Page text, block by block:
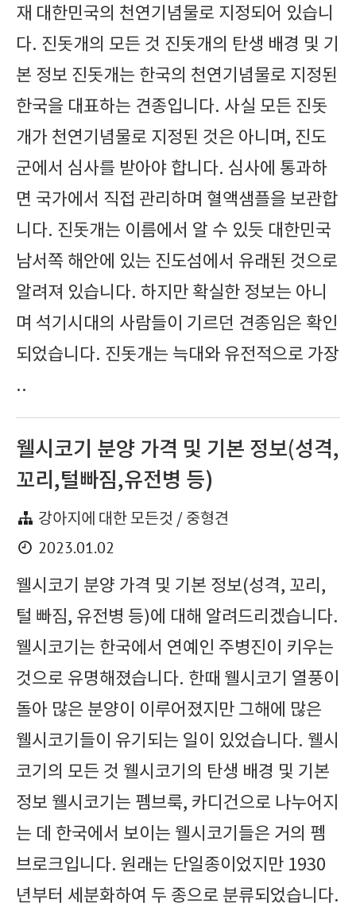
재 대한민국의 천연기념물로 지정되어 있습니
다. 진돗개의 모든 것 진돗개의 탄생 배경 및 기
본 정보 진돗개는 한국의 천연기념물로 지정된
한국을 대표하는 견종입니다. 사실 모든 진돗
개가 천연기념물로 지정된 것은 아니며, 진도
군에서 심사를 받아야 합니다. 심사에 통과하
면 국가에서 직접 관리하며 혈액샘플을 보관합
니다. 진돗개는 이름에서 알 수 있듯 대한민국
남서쪽 해안에 있는 진도섬에서 유래된 것으로
알려져 있습니다. 하지만 확실한 정보는 아니
며 석기시대의 사람들이 기르던 견종임은 확인
되었습니다. 진돗개는 늑대와 유전적으로 가장
..
웰시코기 분양 가격 및 기본 정보(성격,
꼬리,털빠짐,유전병 등)
강아지에 대한 모든것 / 중형견
2023.01.02
웰시코기 분양 가격 및 기본 정보(성격, 꼬리,
털 빠짐, 유전병 등)에 대해 알려드리겠습니다.
웰시코기는 한국에서 연예인 주병진이 키우는
것으로 유명해졌습니다. 한때 웰시코기 열풍이
돌아 많은 분양이 이루어졌지만 그해에 많은
웰시코기들이 유기되는 일이 있었습니다. 웰시
코기의 모든 것 웰시코기의 탄생 배경 및 기본
정보 웰시코기는 펨브룩, 카디건으로 나누어지
는 데 한국에서 보이는 웰시코기들은 거의 펨
브로크입니다. 원래는 단일종이었지만 1930
년부터 세분화하여 두 종으로 분류되었습니다.